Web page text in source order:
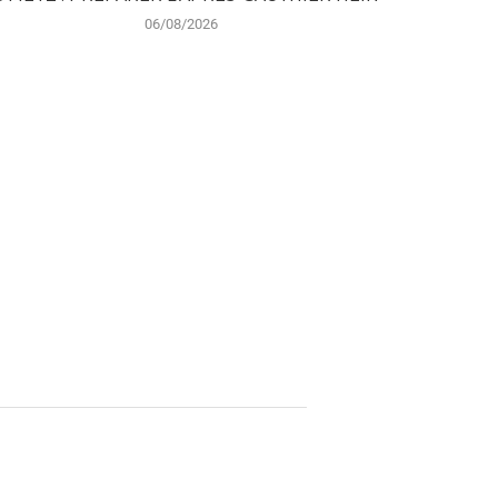
06/08/2026